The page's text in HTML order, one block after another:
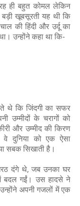
ही बहुत कोमल लेकिन
खूबसूरती यह थी कि
की हिंदी और उर्दू का
उन्होंने कहा था कि-
थे कि जिंदगी का सफर
उम्मीदों के चरागों को
और उम्मीद की किरण
दुनिया को एक ऐसा
सबक सिखाती है।
दंगे थे, जब उनका घर
बदल गईं। उस हादसे ने
अपनी गजलों में एक